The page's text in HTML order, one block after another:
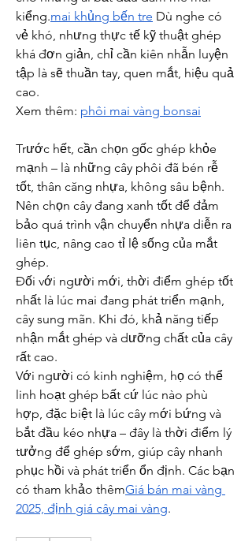
kiểng.mai khủng bến tre Dù nghe có
vẻ khó, nhưng thực tế kỹ thuật ghép
khá đơn giản, chỉ cần kiên nhẫn luyện
tập là sẽ thuần tay, quen mắt, hiệu quả
cao.
Xem thêm: phôi mai vàng bonsai
Trước hết, cần chọn gốc ghép khỏe
mạnh – là những cây phôi đã bén rễ
tốt, thân căng nhựa, không sâu bệnh.
Nên chọn cây đang xanh tốt để đảm
bảo quá trình vận chuyển nhựa diễn ra
liên tục, nâng cao tỉ lệ sống của mắt
ghép.
Đối với người mới, thời điểm ghép tốt
nhất là lúc mai đang phát triển mạnh,
cây sung mãn. Khi đó, khả năng tiếp
nhận mắt ghép và dưỡng chất của cây
rất cao.
Với người có kinh nghiệm, họ có thể
linh hoạt ghép bất cứ lúc nào phù
hợp, đặc biệt là lúc cây mới bứng và
bắt đầu kéo nhựa – đây là thời điểm lý
tưởng để ghép sớm, giúp cây nhanh
phục hồi và phát triển ổn định. Các bạn
có tham khảo thêmGiá bán mai vàng
2025, định giá cây mai vàng.